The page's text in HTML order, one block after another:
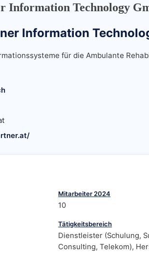
Information Technology
Information
für die Ambulante
Mitarbeiter 2024
10
Tätigkeitsbereich
Dienstleister (Schulung,
Consulting, Telekom),